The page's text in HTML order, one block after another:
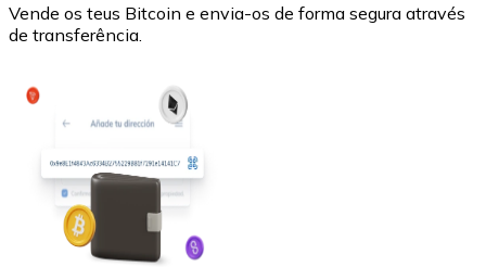
LTC
Vende os teus Bitcoin e envia-os de forma segura através
de transferência.